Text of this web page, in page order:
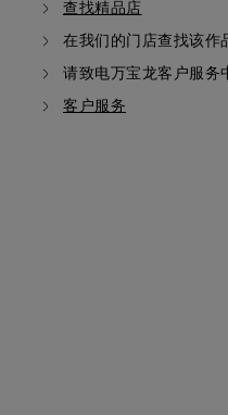
查找精品店
在我们的门店查找该作
请致电万宝龙客户服务
客户服务